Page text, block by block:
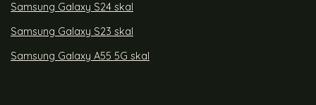
Samsung Galaxy S24 skal
Samsung Galaxy S23 skal
Samsung Galaxy A55 5G skal